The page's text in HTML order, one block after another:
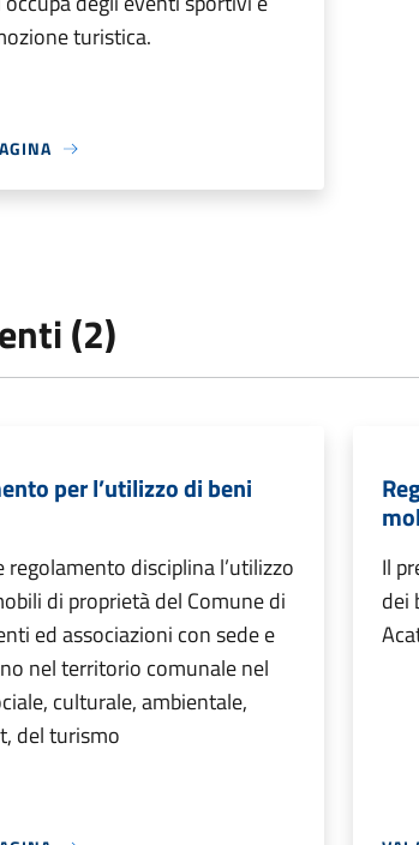
turistica.
(2)
per l’utilizzo di beni
regolamento disciplina l’utilizzo
di proprietà del Comune di
ed associazioni con sede e
nel territorio comunale nel
culturale, ambientale,
del turismo
Il
dei